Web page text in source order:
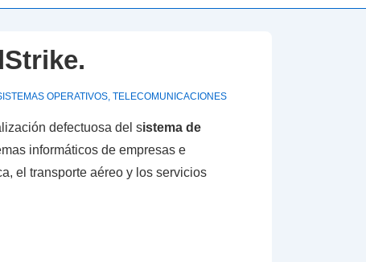
OPERATIVOS TELECOMUNICACIONES
defectuosa del sistema de
informáticos de empresas e
el transporte aéreo y los servicios